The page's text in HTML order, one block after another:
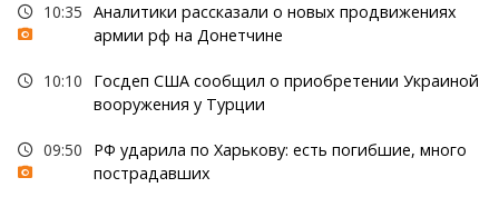
10:35 Аналитики рассказали о новых продвижениях
армии рф на Донетчине
10:10
Госдеп США сообщил о приобретении Украиной
вооружения у Турции
09:50
РФ ударила по Харькову: есть погибшие, много
пострадавших